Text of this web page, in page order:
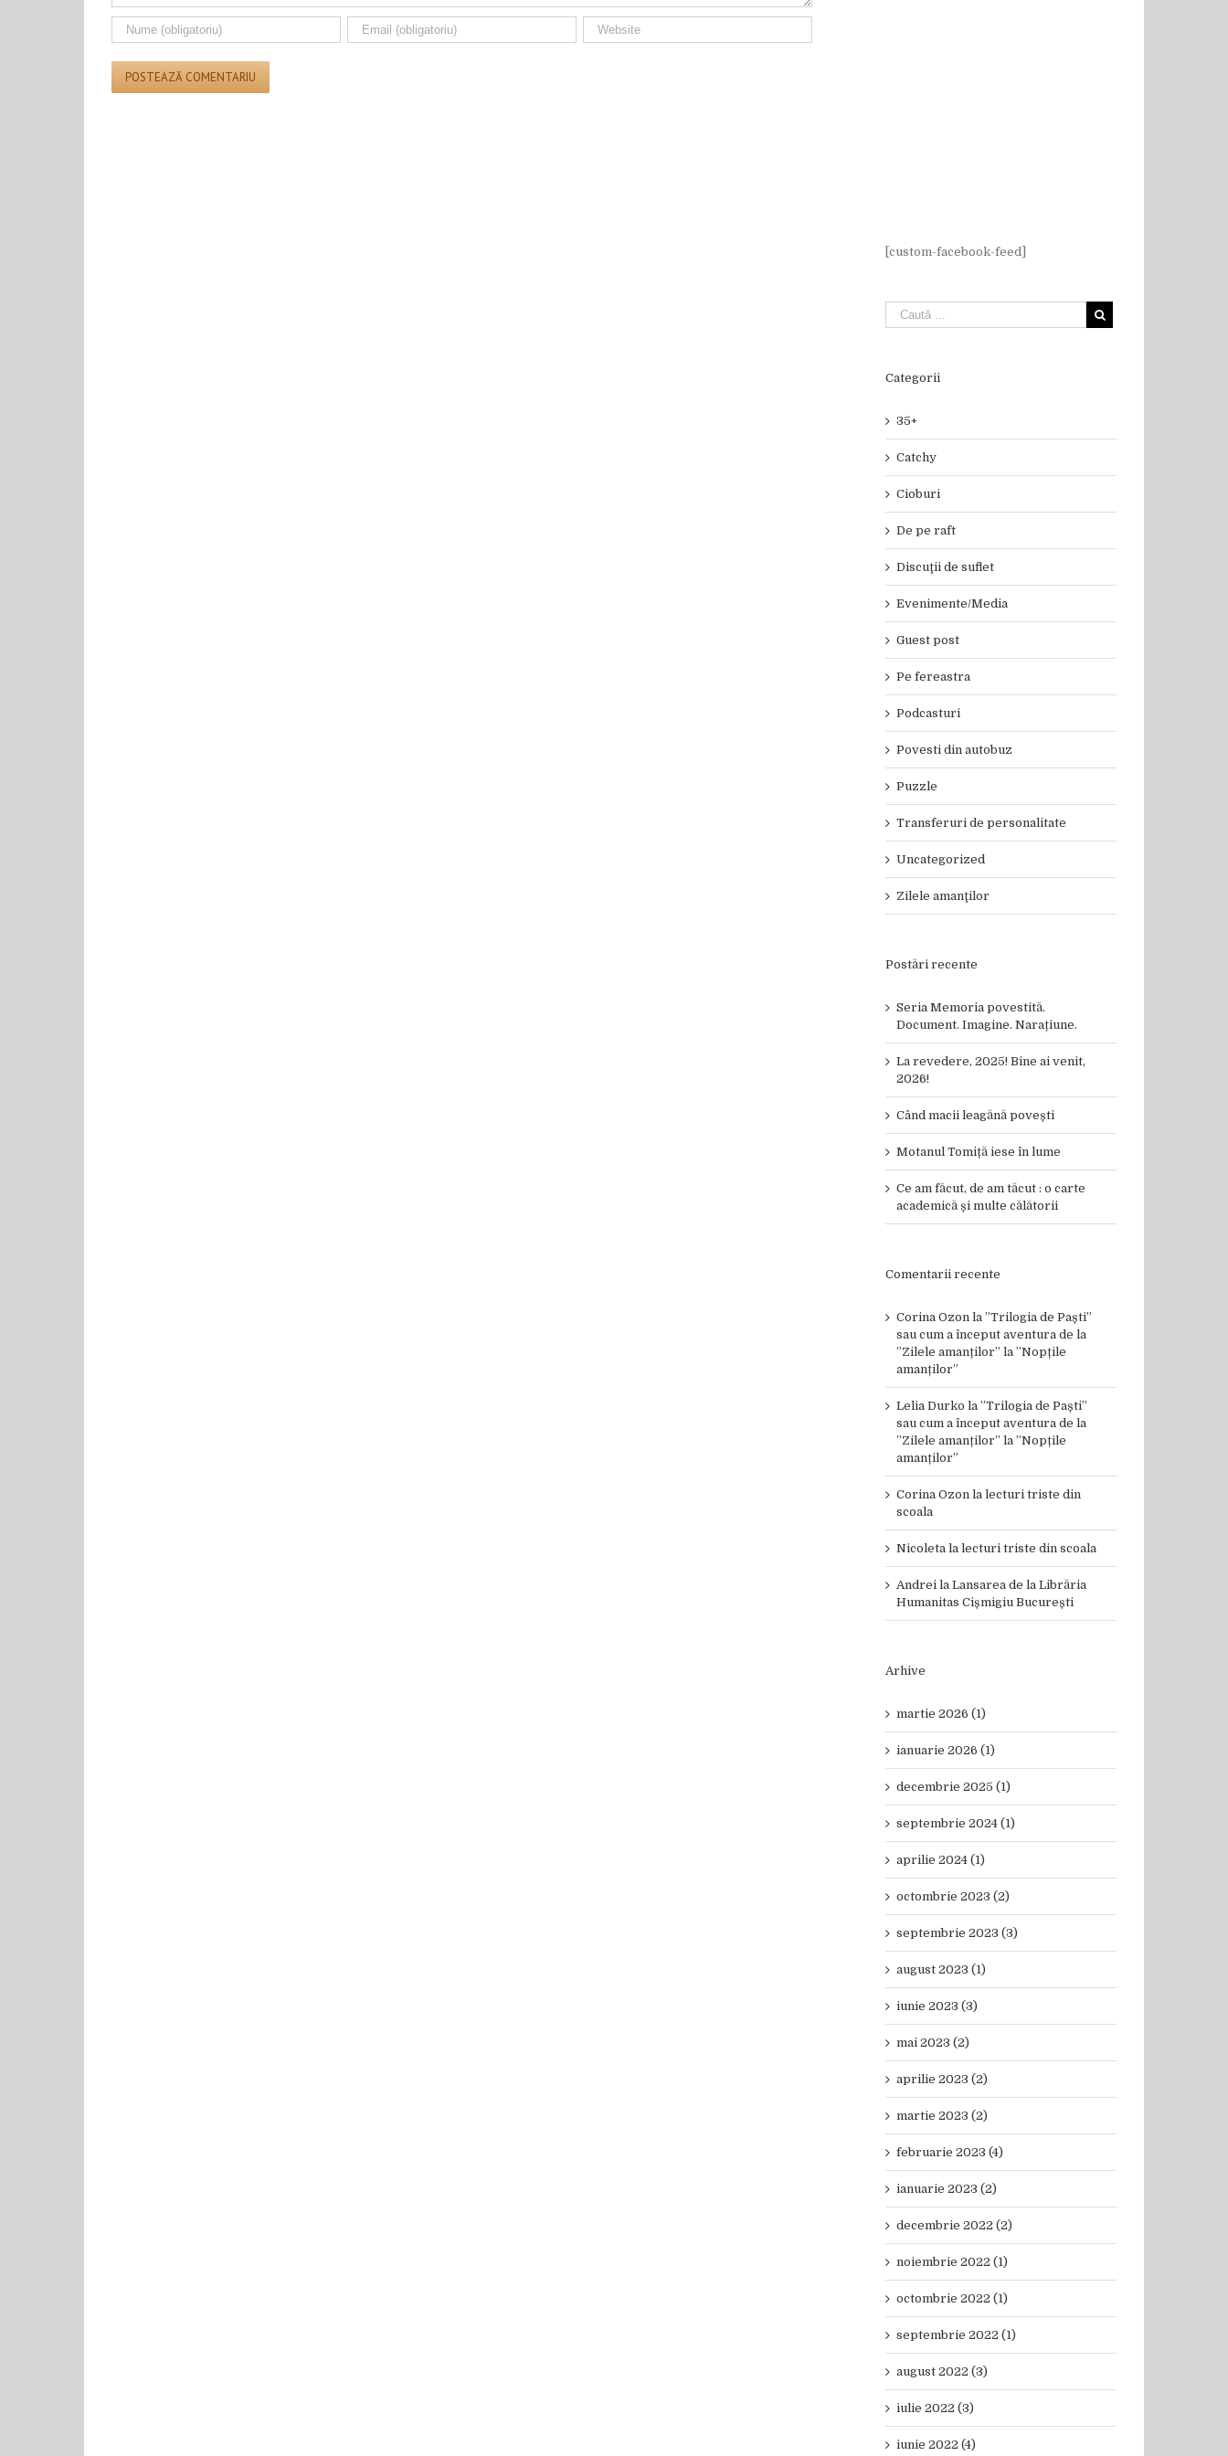
[custom-facebook-feed]
Categorii
35+
Catchy
Cioburi
De pe raft
Discuţii de suflet
Evenimente/Media
Guest post
Pe fereastra
Podcasturi
Povesti din autobuz
Puzzle
Transferuri de personalitate
Uncategorized
Zilele amanţilor
Postări recente
Seria Memoria povestită.
Document. Imagine. Narațiune.
La revedere, 2025! Bine ai venit,
2026!
Când macii leagănă povești
Motanul Tomiță iese în lume
Ce am făcut, de am tăcut : o carte
academică și multe călătorii
Comentarii recente
Corina Ozon la ”Trilogia de Paști”
sau cum a început aventura de la
”Zilele amanților” la ”Nopțile
amanților”
Lelia Durko la ”Trilogia de Paști”
sau cum a început aventura de la
”Zilele amanților” la ”Nopțile
amanților”
Corina Ozon la lecturi triste din
scoala
Nicoleta la lecturi triste din scoala
Andrei la Lansarea de la Librăria
Humanitas Cișmigiu București
Arhive
martie 2026 (1)
ianuarie 2026 (1)
decembrie 2025 (1)
septembrie 2024 (1)
aprilie 2024 (1)
octombrie 2023 (2)
septembrie 2023 (3)
august 2023 (1)
iunie 2023 (3)
mai 2023 (2)
aprilie 2023 (2)
martie 2023 (2)
februarie 2023 (4)
ianuarie 2023 (2)
decembrie 2022 (2)
noiembrie 2022 (1)
octombrie 2022 (1)
septembrie 2022 (1)
august 2022 (3)
iulie 2022 (3)
iunie 2022 (4)